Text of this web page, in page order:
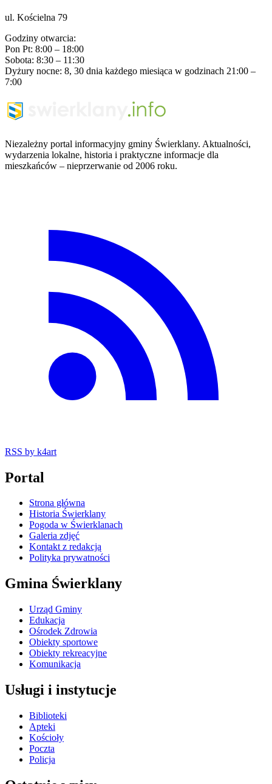
ul. Kościelna 79
Godziny otwarcia:
Pon Pt: 8:00 – 18:00
Sobota: 8:30 – 11:30
Dyżury nocne: 8, 30 dnia każdego miesiąca w godzinach 21:00 –
7:00
Niezależny portal informacyjny gminy Świerklany. Aktualności,
wydarzenia lokalne, historia i praktyczne informacje dla
mieszkańców – nieprzerwanie od 2006 roku.
RSS by k4art
Portal
Strona główna
Historia Świerklany
Pogoda w Świerklanach
Galeria zdjęć
Kontakt z redakcją
Polityka prywatności
Gmina Świerklany
Urząd Gminy
Edukacja
Ośrodek Zdrowia
Obiekty sportowe
Obiekty rekreacyjne
Komunikacja
Usługi i instytucje
Biblioteki
Apteki
Kościoły
Poczta
Policja